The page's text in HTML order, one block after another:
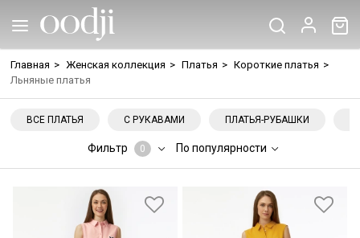
Главная > Женская коллекция > Платья > Короткие платья >
Льняные платья
ВСЕ ПЛАТЬЯ С РУКАВАМИ ПЛАТЬЯ-РУБАШКИ
Фильтр 0 По популярности